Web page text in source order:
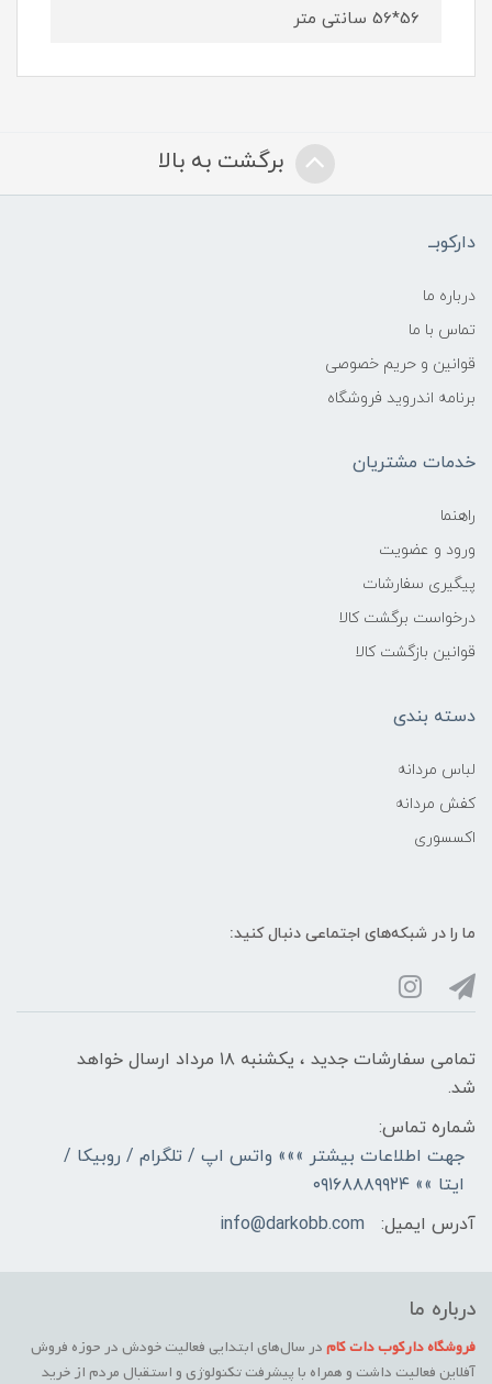
56*56 سانتی متر
برگشت به بالا
دارکوبــ
درباره ما
تماس با ما
قوانین و حریم خصوصی
برنامه اندروید فروشگاه
خدمات مشتریان
راهنما
ورود و عضویت
پیگیری سفارشات
درخواست برگشت کالا
قوانین بازگشت کالا
دسته بندی
لباس مردانه
کفش مردانه
اکسسوری
ما را در شبکه‌های اجتماعی دنبال کنید:
تمامی سفارشات جدید ، یکشنبه ۱۸ مرداد ارسال خواهد
شد.
شماره تماس:
جهت اطلاعات بیشتر »»» واتس اپ / تلگرام / روبیکا /
ایتا »» ۰۹۱۶۸۸۸۹۹۲۴
آدرس ایمیل:
info@darkobb.com
درباره ما
فروشگاه دارکوب دات کامدر سال‌های ابتدایی فعالیت خودش در حوزه فروش
آفلاین فعالیت داشت و همراه با پیشرفت تکنولوژی و استقبال مردم از خرید